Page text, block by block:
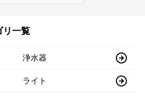
リ一覧
浄水器
ライト